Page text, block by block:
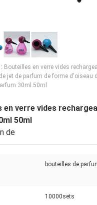
Bouteilles en verre vides
jet de parfum de forme d'oiseau
30ml 50ml
en verre vides
50ml
de
bouteilles de
10000sets